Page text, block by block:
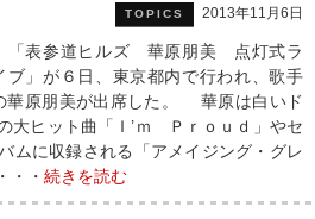
TOPICS 2013年11月6日
「表参道ヒルズ 華原朋美 点灯式ラ
ブ」が６日、東京都内で行われ、歌手
華原朋美が出席した。 華原は白いド
大ヒット曲「Ｉ’ｍ Ｐｒｏｕｄ」やセ
ムに収録される「アメイジング・グレ
・・ 続きを読む